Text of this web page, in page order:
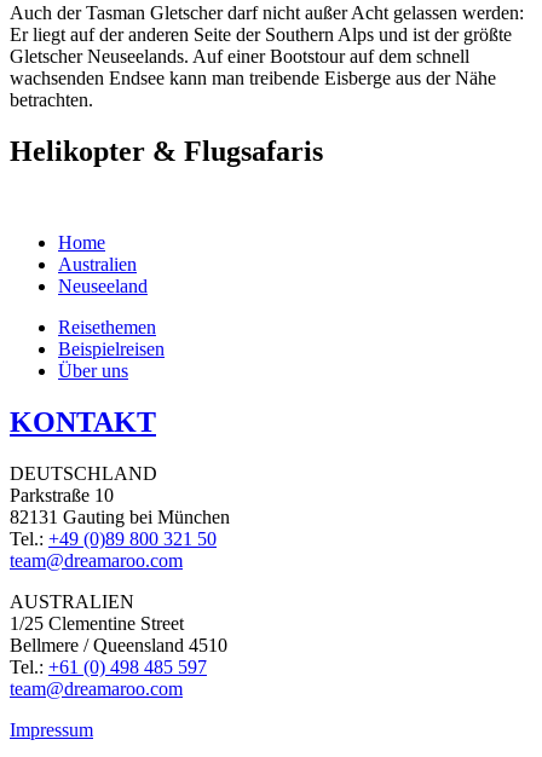
Auch der Tasman Gletscher darf nicht außer Acht gelassen werden:
Er liegt auf der anderen Seite der Southern Alps und ist der größte
Gletscher Neuseelands. Auf einer Bootstour auf dem schnell
wachsenden Endsee kann man treibende Eisberge aus der Nähe
betrachten.
Helikopter & Flugsafaris
Home
Australien
Neuseeland
Reisethemen
Beispielreisen
Über uns
KONTAKT
DEUTSCHLAND
Parkstraße 10
82131 Gauting bei München
Tel.: +49 (0)89 800 321 50
team@dreamaroo.com
AUSTRALIEN
1/25 Clementine Street
Bellmere / Queensland 4510
Tel.: +61 (0) 498 485 597
team@dreamaroo.com
Impressum